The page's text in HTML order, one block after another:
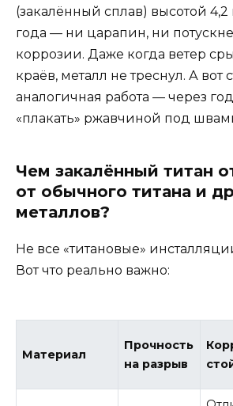
(закалённый сплав) высотой 4,2
года — ни царапин, ни
коррозии. Даже когда ветер
краёв, металл не треснул. А вот
аналогичная работа — через
«плакать» ржавчиной под
Чем закалённый титан
от обычного титана и
металлов?
Не все «титановые»
Вот что реально важно:
Материал
Прочность
на разрыв